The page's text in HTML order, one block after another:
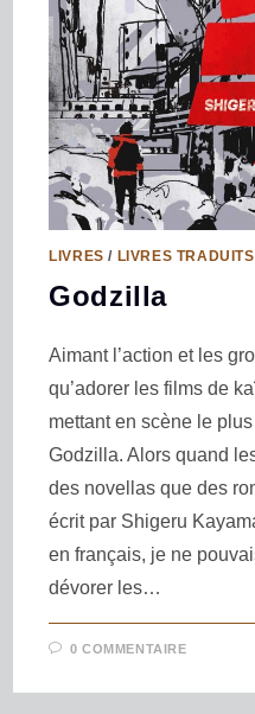
LIVRES / LIVRES TRADUITS
Godzilla
Aimant l’action et les
qu’adorer les films de
mettant en scène le
Godzilla. Alors quand
des novellas que des
écrit par Shigeru
en français, je ne
dévorer les…
0 COMMENTAIRE